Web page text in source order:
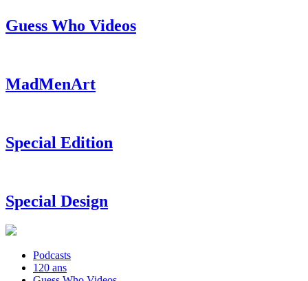
Guess Who Videos
MadMenArt
Special Edition
Special Design
Podcasts
120 ans